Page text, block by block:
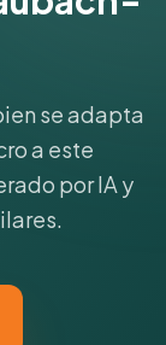
se adapta
a este
por IA y